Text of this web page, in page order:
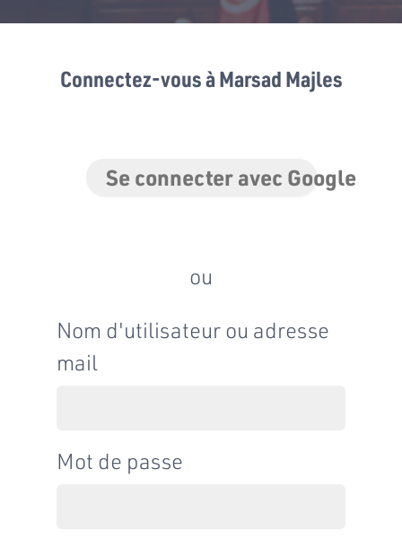
Connectez-vous à Marsad Majles
Se connecter avec Google
ou
Nom d'utilisateur ou adresse
mail
Mot de passe